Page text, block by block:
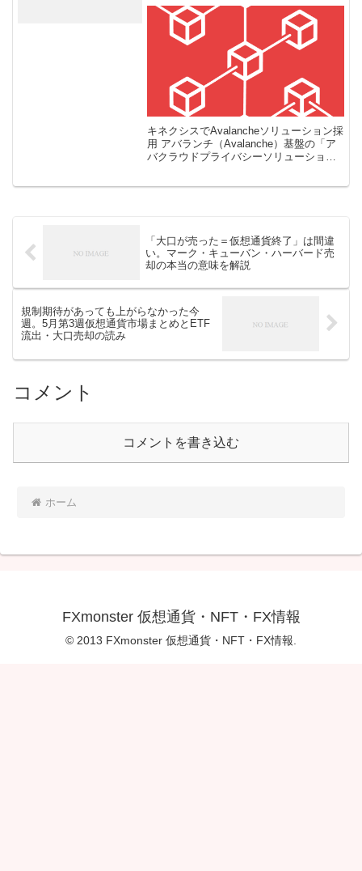
ェクトで採用
キネクシスでAvalancheソリューション採
用 アバランチ（Avalanche）基盤の「ア
バクラウドプライバシーソリューション
「大口が売った＝仮想通貨終了」は間違
い。マーク・キューバン・ハーバード売
却の本当の意味を解説
規制期待があっても上がらなかった今
週。5月第3週仮想通貨市場まとめとETF
流出・大口売却の読み
コメント
コメントを書き込む
ホーム
FXmonster 仮想通貨・NFT・FX情報
© 2013 FXmonster 仮想通貨・NFT・FX情報.